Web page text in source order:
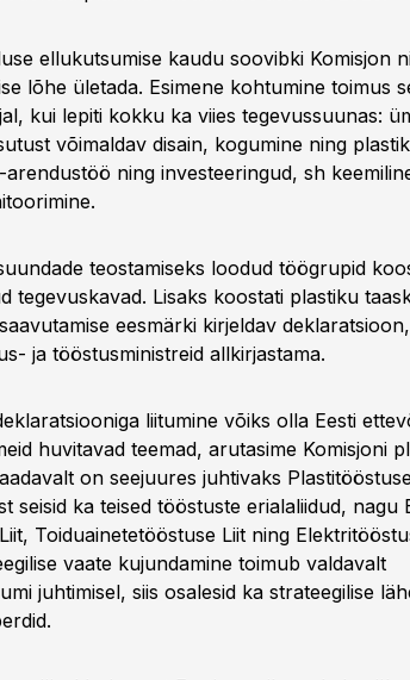
ellukutsumise kaudu soovibki Komisjon
lõhe ületada. Esimene kohtumine toimus
kui lepiti kokku ka viies tegevussuunas:
võimaldav disain, kogumine ning
ning investeeringud, sh
teostamiseks loodud töögrupid
tegevuskavad. Lisaks koostati plastiku
eesmärki kirjeldav
ja tööstusministreid allkirjastama.
liitumine võiks olla Eesti
huvitavad teemad, arutasime Komisjoni
on seejuures juhtivaks
seisid ka teised tööstuste erialaliidud, nagu
Toiduainetetööstuse Liit ning
vaate kujundamine toimub valdavalt
juhtimisel, siis osalesid ka strateegilise